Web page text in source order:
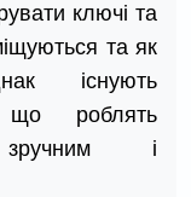
ключі та
та як
існують
що роблять
і